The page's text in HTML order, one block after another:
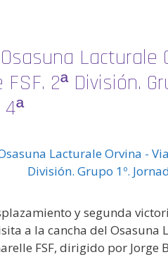
Lacturale
2ª División.
y segunda
a la cancha del Osasuna
FSF, dirigido por Jorge